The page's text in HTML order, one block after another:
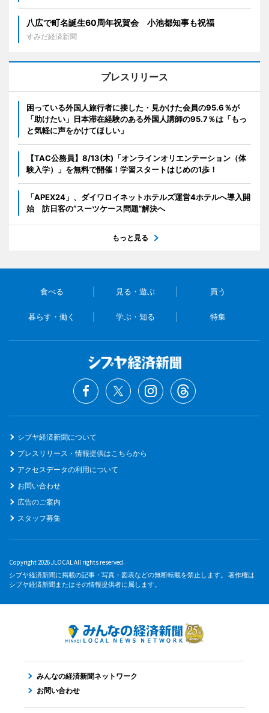
八広で町名誕生60周年祝賀会 小池都知事も祝福
すみだ経済新聞
プレスリリース
困っている外国人旅行者に接した・見かけた会員の95.6％が
「助けたい」日本滞在経験のある外国人講師の95.7％は「もっ
と気軽に声をかけてほしい」
【TAC公務員】8/13(木)「オンラインオリエンテーション（体
験入学）」を無料で開催！学習スタートはじめの1歩！
「APEX24」、ダイワロイネットホテルズ運営4ホテルへ導入開
始 訪日客の“スーツケース問題”解決へ
もっと見る
食べる 見る・遊ぶ 買う
暮らす・働く 学ぶ・知る 特集
シブヤ経済新聞について
プレスリリース・情報提供はこちらから
アクセスデータの利用について
お問い合わせ
広告のご案内
スタッフ募集
Copyright 2026 JLOCAL All rights reserved.
シブヤ経済新聞に掲載の記事・写真・図表などの無断転載を禁止します。 著作権は
シブヤ経済新聞またはその情報提供者に属します。
みんなの経済新聞ネットワーク
お問い合わせ